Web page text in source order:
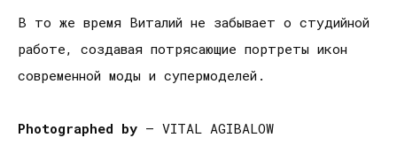
В то же время Виталий не забывает о студийной
работе, создавая потрясающие портреты икон
современной моды и супермоделей.
Photographed by – VITAL AGIBALOW